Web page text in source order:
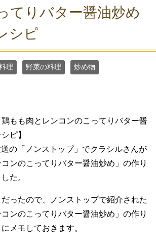
てりバター醤油炒め
シピ
理 野菜の料理 炒め物
鶏もも肉とレンコンのこってりバター醤
ピ】
の「ノンストップ」でクラシルさんが
コンのこってりバター醤油炒め」の作り
た。
ったので、ノンストップで紹介された
コンのこってりバター醤油炒め」の作り
メモしておきます。